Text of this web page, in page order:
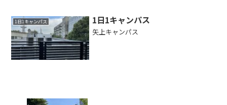
1日1キャンパス 1日1キャンパス
矢上キャンパス